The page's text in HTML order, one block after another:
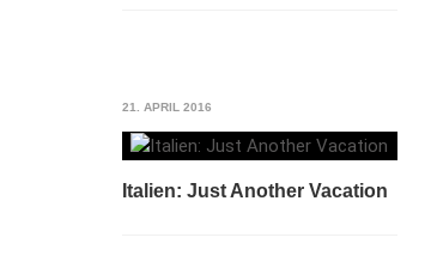
21. APRIL 2016
Italien: Just Another Vacation